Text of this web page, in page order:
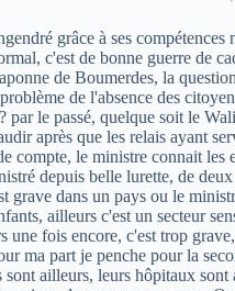
grâce à ses compétences
c'est de bonne guerre de
de Boumerdes, la
de l'absence des
par le passé, quelque soit le
après que les relais ayant
compte, le ministre connait les
depuis belle lurette, de
grave dans un pays ou le
ailleurs c'est un secteur
fois encore, c'est trop
ma part je penche pour la
ailleurs, leurs hôpitaux sont